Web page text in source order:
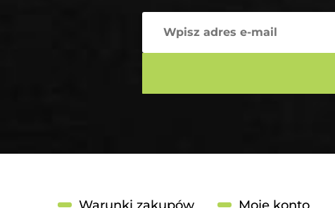
Warunki zakupów Moje konto